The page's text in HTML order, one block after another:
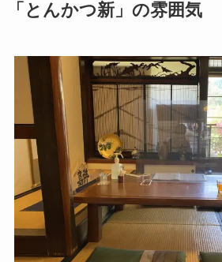
「とんかつ新」の雰囲気